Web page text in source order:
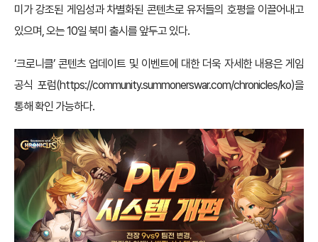
미가 강조된 게임성과 차별화된 콘텐츠로 유저들의 호평을 이끌어내고
있으며, 오는 10일 북미 출시를 앞두고 있다.
‘크로니클’ 콘텐츠 업데이트 및 이벤트에 대한 더욱 자세한 내용은 게임
공식 포럼(https://community.summonerswar.com/chronicles/ko)을
통해 확인 가능하다.